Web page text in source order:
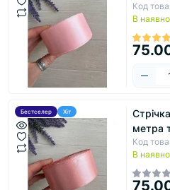
Код
В
Бестселер Хіт
метра
Код
В